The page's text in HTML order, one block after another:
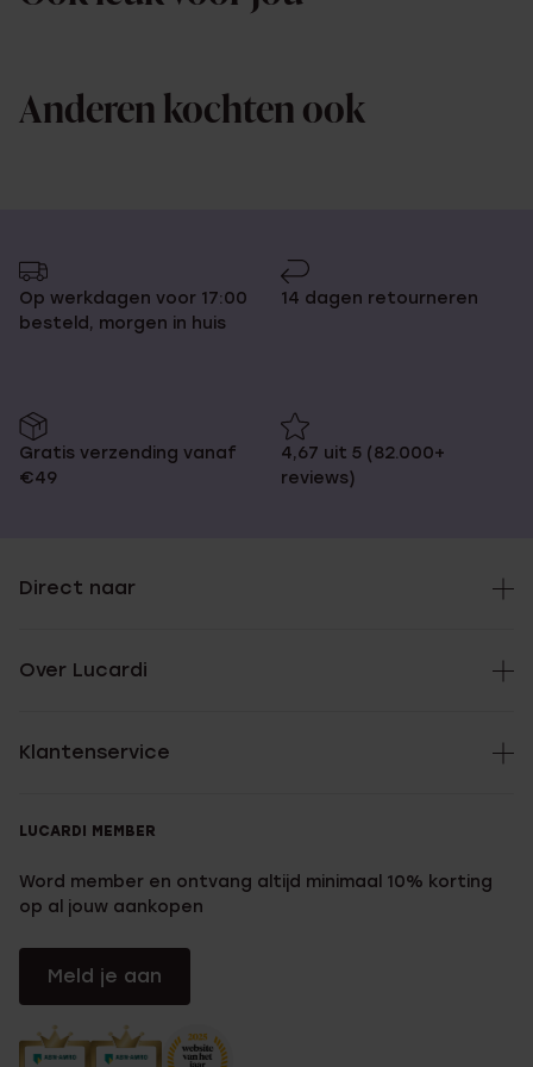
Anderen kochten ook
Op werkdagen voor 17:00
besteld, morgen in huis
14 dagen retourneren
Gratis verzending vanaf
€49
4,67 uit 5 (82.000+
reviews)
Direct naar
Over Lucardi
Klantenservice
LUCARDI MEMBER
Word member en ontvang altijd minimaal 10% korting
op al jouw aankopen
Meld je aan